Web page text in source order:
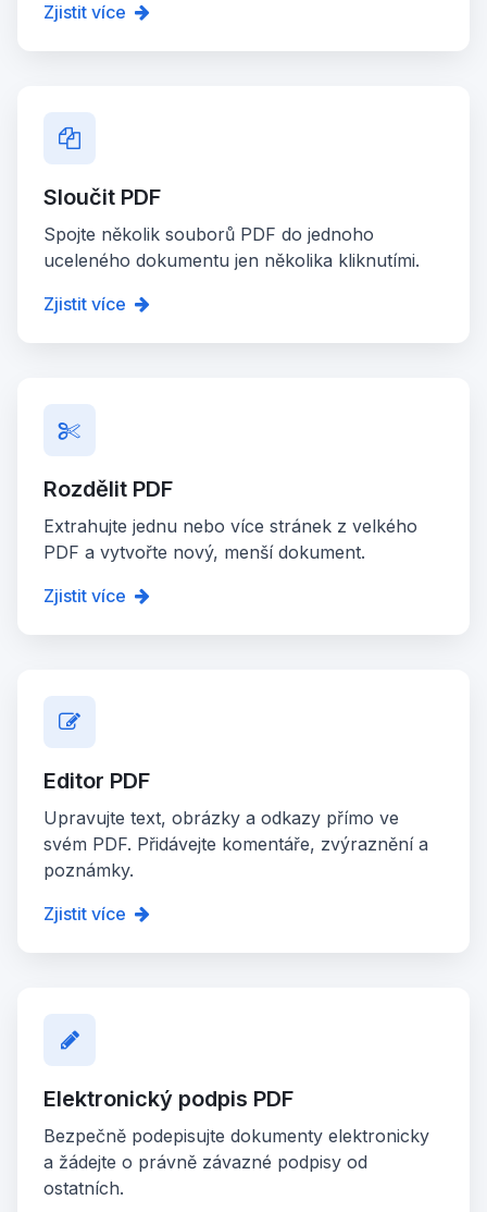
Zjistit více
Sloučit PDF
Spojte několik souborů PDF do jednoho
uceleného dokumentu jen několika kliknutími.
Zjistit více
Rozdělit PDF
Extrahujte jednu nebo více stránek z velkého
PDF a vytvořte nový, menší dokument.
Zjistit více
Editor PDF
Upravujte text, obrázky a odkazy přímo ve
svém PDF. Přidávejte komentáře, zvýraznění a
poznámky.
Zjistit více
Elektronický podpis PDF
Bezpečně podepisujte dokumenty elektronicky
a žádejte o právně závazné podpisy od
ostatních.